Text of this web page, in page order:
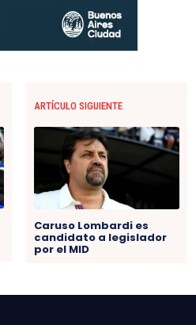
ARTÍCULO SIGUIENTE
Caruso Lombardi es
candidato a legislador
por el MID